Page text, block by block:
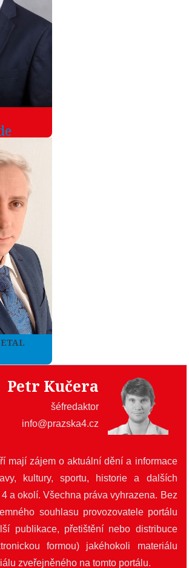
Petr Kučera
šéfredaktor
info@prazska4.cz
mají zájem o aktuální dění a informace
kultury, sportu, historie a dalších
a okolí. Všechna práva vyhrazena. Bez
souhlasu provozovatele portálu
publikace, přetištění nebo distribuce
formou) jakéhokoli materiálu
zveřejněného na tomto portálu.